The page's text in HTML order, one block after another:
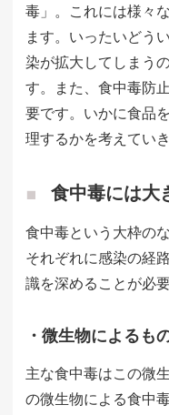
毒」。これには様々
ます。いったいどう
染が拡大してしまう
す。また、食中毒防
要です。いかに食品
理するかを考えてい
食中毒には大
食中毒という大枠の
それぞれに感染の経
識を深めることが必要
・微生物によるも
主な食中毒はこの微
の微生物による食中